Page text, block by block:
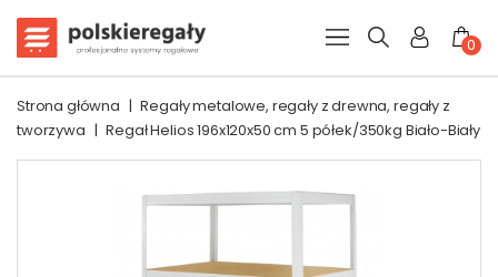
0
Strona główna | Regały metalowe, regały z drewna, regały z
tworzywa | Regał Helios 196x120x50 cm 5 półek/350kg Biało-Biały